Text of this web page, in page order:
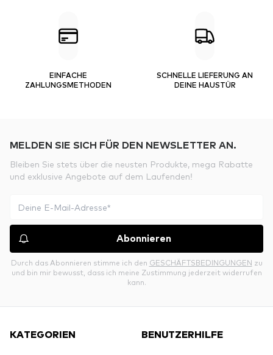
EINFACHE
ZAHLUNGSMETHODEN
SCHNELLE LIEFERUNG AN
DEINE HAUSTÜR
MELDEN SIE SICH FÜR DEN NEWSLETTER AN.
Bleiben Sie stets über die neusten Produkte, mega Rabatte
und exklusive Angebote auf dem Laufenden!
Abonnieren
Durch das Abonnieren stimme ich den GESCHÄFTSBEDINGUNGEN zu
und bin mir bewusst, dass ich meine Zustimmung jederzeit widerrufen
kann.
KATEGORIEN BENUTZERHILFE